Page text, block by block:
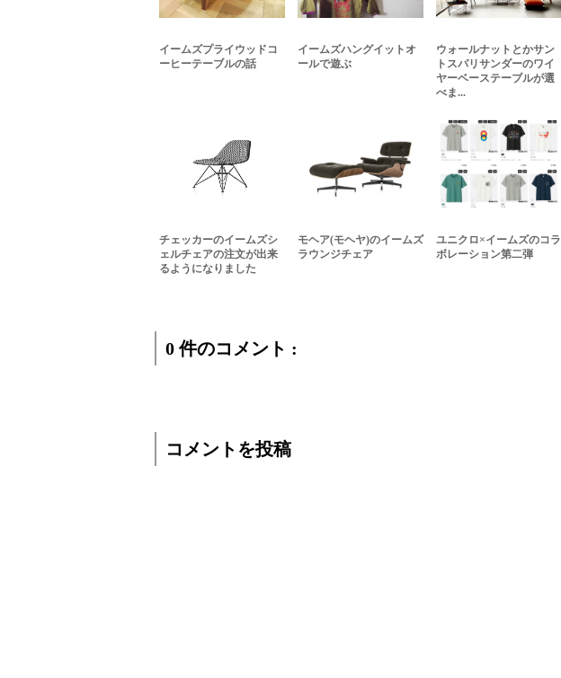
イームズプライウッドコ
ーヒーテーブルの話
イームズハングイットオ
ールで遊ぶ
ウォールナットとかサン
トスパリサンダーのワイ
ヤーベーステーブルが選
べま...
チェッカーのイームズシ
ェルチェアの注文が出来
るようになりました
モヘア(モヘヤ)のイームズ
ラウンジチェア
ユニクロ×イームズのコラ
ボレーション第二弾
0 件のコメント :
コメントを投稿